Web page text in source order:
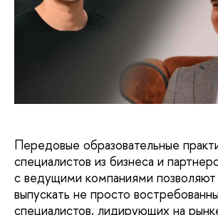
Передовые образовательные
специалистов из бизнеса и
с ведущими компаниями
выпускать не просто
специалистов, лидирующих на